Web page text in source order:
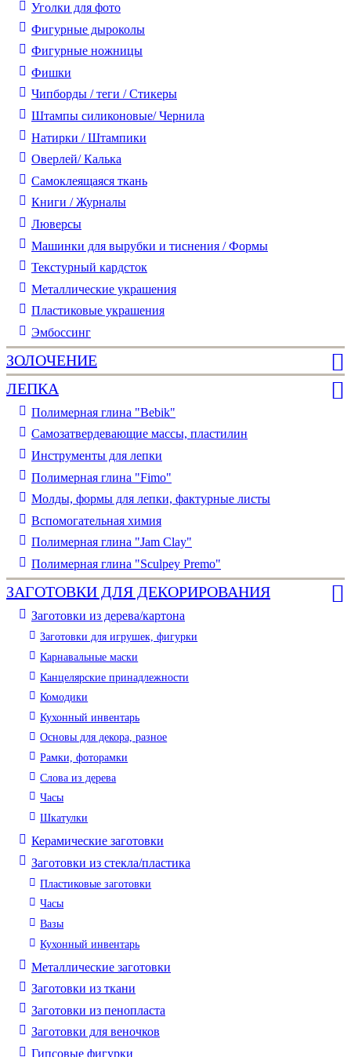
Уголки для фото
Фигурные дыроколы
Фигурные ножницы
Фишки
Чипборды / теги / Стикеры
Штампы силиконовые/ Чернила
Натирки / Штампики
Оверлей/ Калька
Самоклеящаяся ткань
Книги / Журналы
Люверсы
Машинки для вырубки и тиснения / Формы
Текстурный кардсток
Металлические украшения
Пластиковые украшения
Эмбоссинг
ЗОЛОЧЕНИЕ
ЛЕПКА
Полимерная глина "Bebik"
Самозатвердевающие массы, пластилин
Инструменты для лепки
Полимерная глина "Fimo"
Молды, формы для лепки, фактурные листы
Вспомогательная химия
Полимерная глина "Jam Clay"
Полимерная глина "Sculpey Premo"
ЗАГОТОВКИ ДЛЯ ДЕКОРИРОВАНИЯ
Заготовки из дерева/картона
Заготовки для игрушек, фигурки
Карнавальные маски
Канцелярские принадлежности
Комодики
Кухонный инвентарь
Основы для декора, разное
Рамки, фоторамки
Слова из дерева
Часы
Шкатулки
Керамические заготовки
Заготовки из стекла/пластика
Пластиковые заготовки
Часы
Вазы
Кухонный инвентарь
Металлические заготовки
Заготовки из ткани
Заготовки из пенопласта
Заготовки для веночков
Гипсовые фигурки